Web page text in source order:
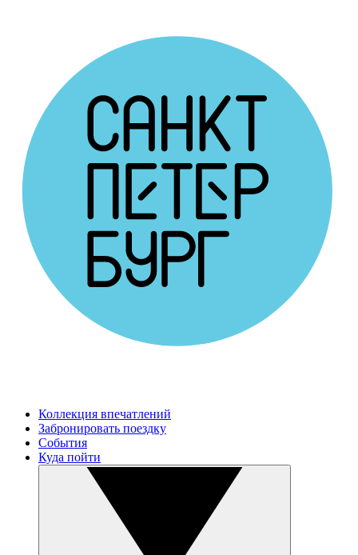
Коллекция впечатлений
Забронировать поездку
События
Куда пойти